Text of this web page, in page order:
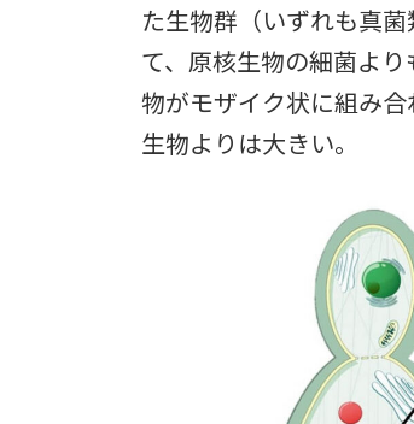
た生物群（いずれも真
て、原核生物の細菌よ
物がモザイク状に組み
生物よりは大きい。